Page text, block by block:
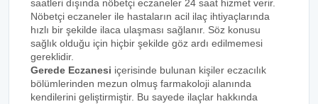
saatleri dışında nöbetçi eczaneler 24 saat hizmet verir.
Nöbetçi eczaneler ile hastaların acil ilaç ihtiyaçlarında
hızlı bir şekilde ilaca ulaşması sağlanır. Söz konusu
sağlık olduğu için hiçbir şekilde göz ardı edilmemesi
gereklidir.
Gerede Eczanesi içerisinde bulunan kişiler eczacılık
bölümlerinden mezun olmuş farmakoloji alanında
kendilerini geliştirmiştir. Bu sayede ilaçlar hakkında